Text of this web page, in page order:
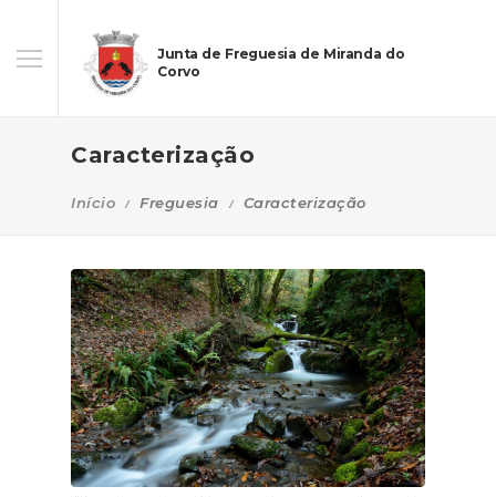
Junta de Freguesia de Miranda do
Corvo
Caracterização
Início Freguesia Caracterização